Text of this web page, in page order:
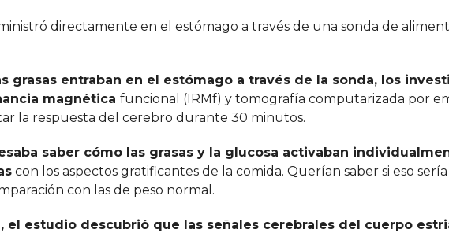
directamente en el estómago a través de una sonda de
grasas entraban en el estómago a través de la sonda, los
magnética funcional (IRMf) y tomografía computarizada por
la respuesta del cerebro durante 30 minutos.
saber cómo las grasas y la glucosa activaban
con los aspectos gratificantes de la comida. Querían saber si eso
con las de peso normal.
el estudio descubrió que las señales cerebrales del cuerpo